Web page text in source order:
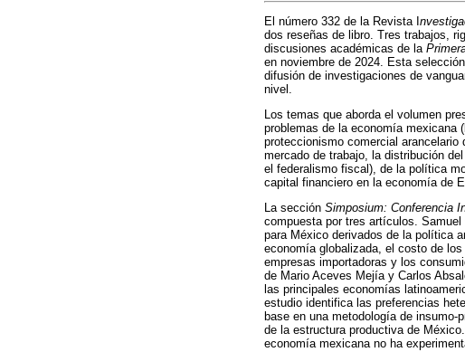
El número 332 de la Revista I
dos reseñas de libro. Tres trabajos,
discusiones académicas de la
en noviembre de 2024. Esta
difusión de investigaciones de
nivel.
Los temas que aborda el volumen
problemas de la economía mexicana
proteccionismo comercial arancelario
mercado de trabajo, la distribución
el federalismo fiscal), de la política
capital financiero en la economía de
La sección Simposium: Conferencia
compuesta por tres artículos.
para México derivados de la política
economía globalizada, el costo de
empresas importadoras y los
de Mario Aceves Mejía y Carlos
las principales economías
estudio identifica las preferencias
base en una metodología de
de la estructura productiva de
economía mexicana no ha